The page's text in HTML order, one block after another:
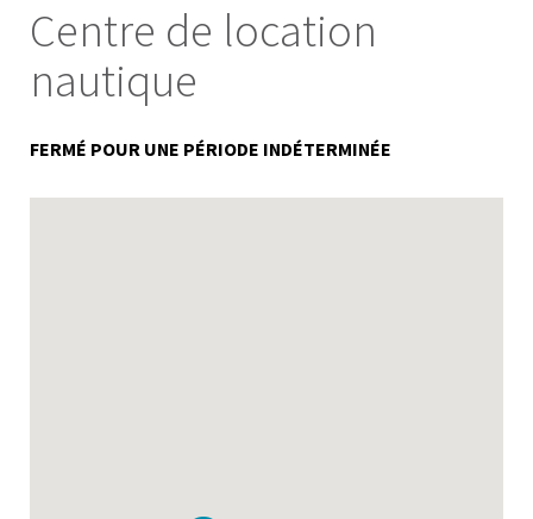
Centre de location
nautique
FERMÉ POUR UNE PÉRIODE INDÉTERMINÉE